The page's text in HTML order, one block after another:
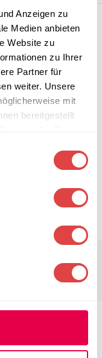
Anzeigen zu
Medien anbieten
Website zu
zu Ihrer
Partner für
weiter. Unsere
mit
bereitgestellt